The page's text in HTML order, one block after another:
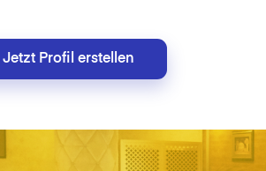
Jetzt Profil erstellen